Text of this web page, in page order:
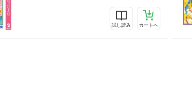
試し読み カートへ